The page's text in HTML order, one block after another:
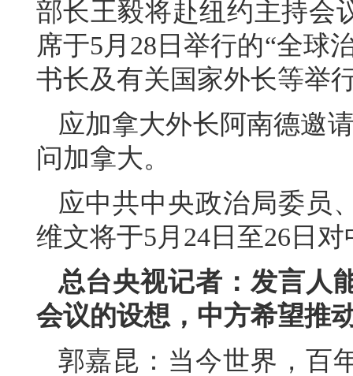
部长王毅将赴纽约主持会
席于5月28日举行的“全球
书长及有关国家外长等举
应加拿大外长阿南德邀
问加拿大。
应中共中央政治局委员
维文将于5月24日至26日
总台央视记者：发言人
会议的设想，中方希望推
郭嘉昆：当今世界，百